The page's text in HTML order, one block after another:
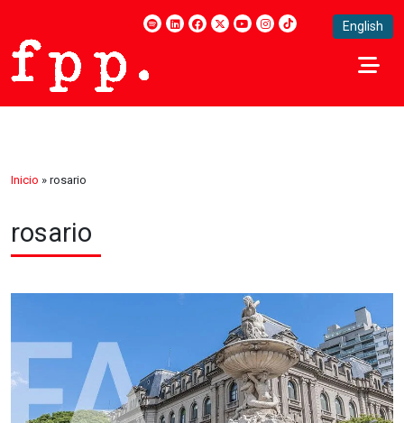
English
Inicio » rosario
rosario